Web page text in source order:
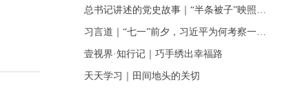
壹视界·知行记｜巧手绣出幸福路
天天学习｜田间地头的关切